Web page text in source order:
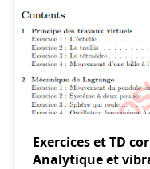
Exercices et TD
Analytique et